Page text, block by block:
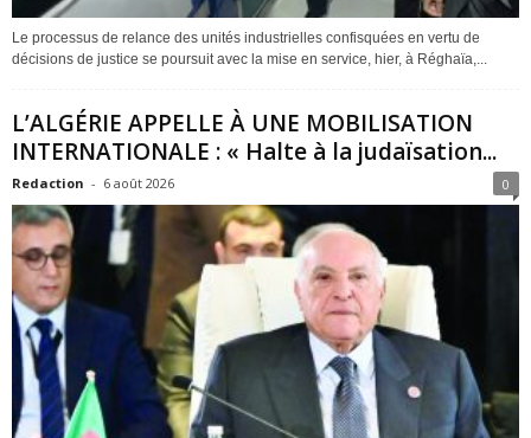
Le processus de relance des unités industrielles confisquées en vertu de
décisions de justice se poursuit avec la mise en service, hier, à Réghaïa,...
L’ALGÉRIE APPELLE À UNE MOBILISATION
INTERNATIONALE : « Halte à la judaïsation...
Redaction - 6 août 2026 0